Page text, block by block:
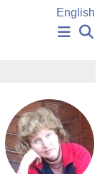
English
Вход